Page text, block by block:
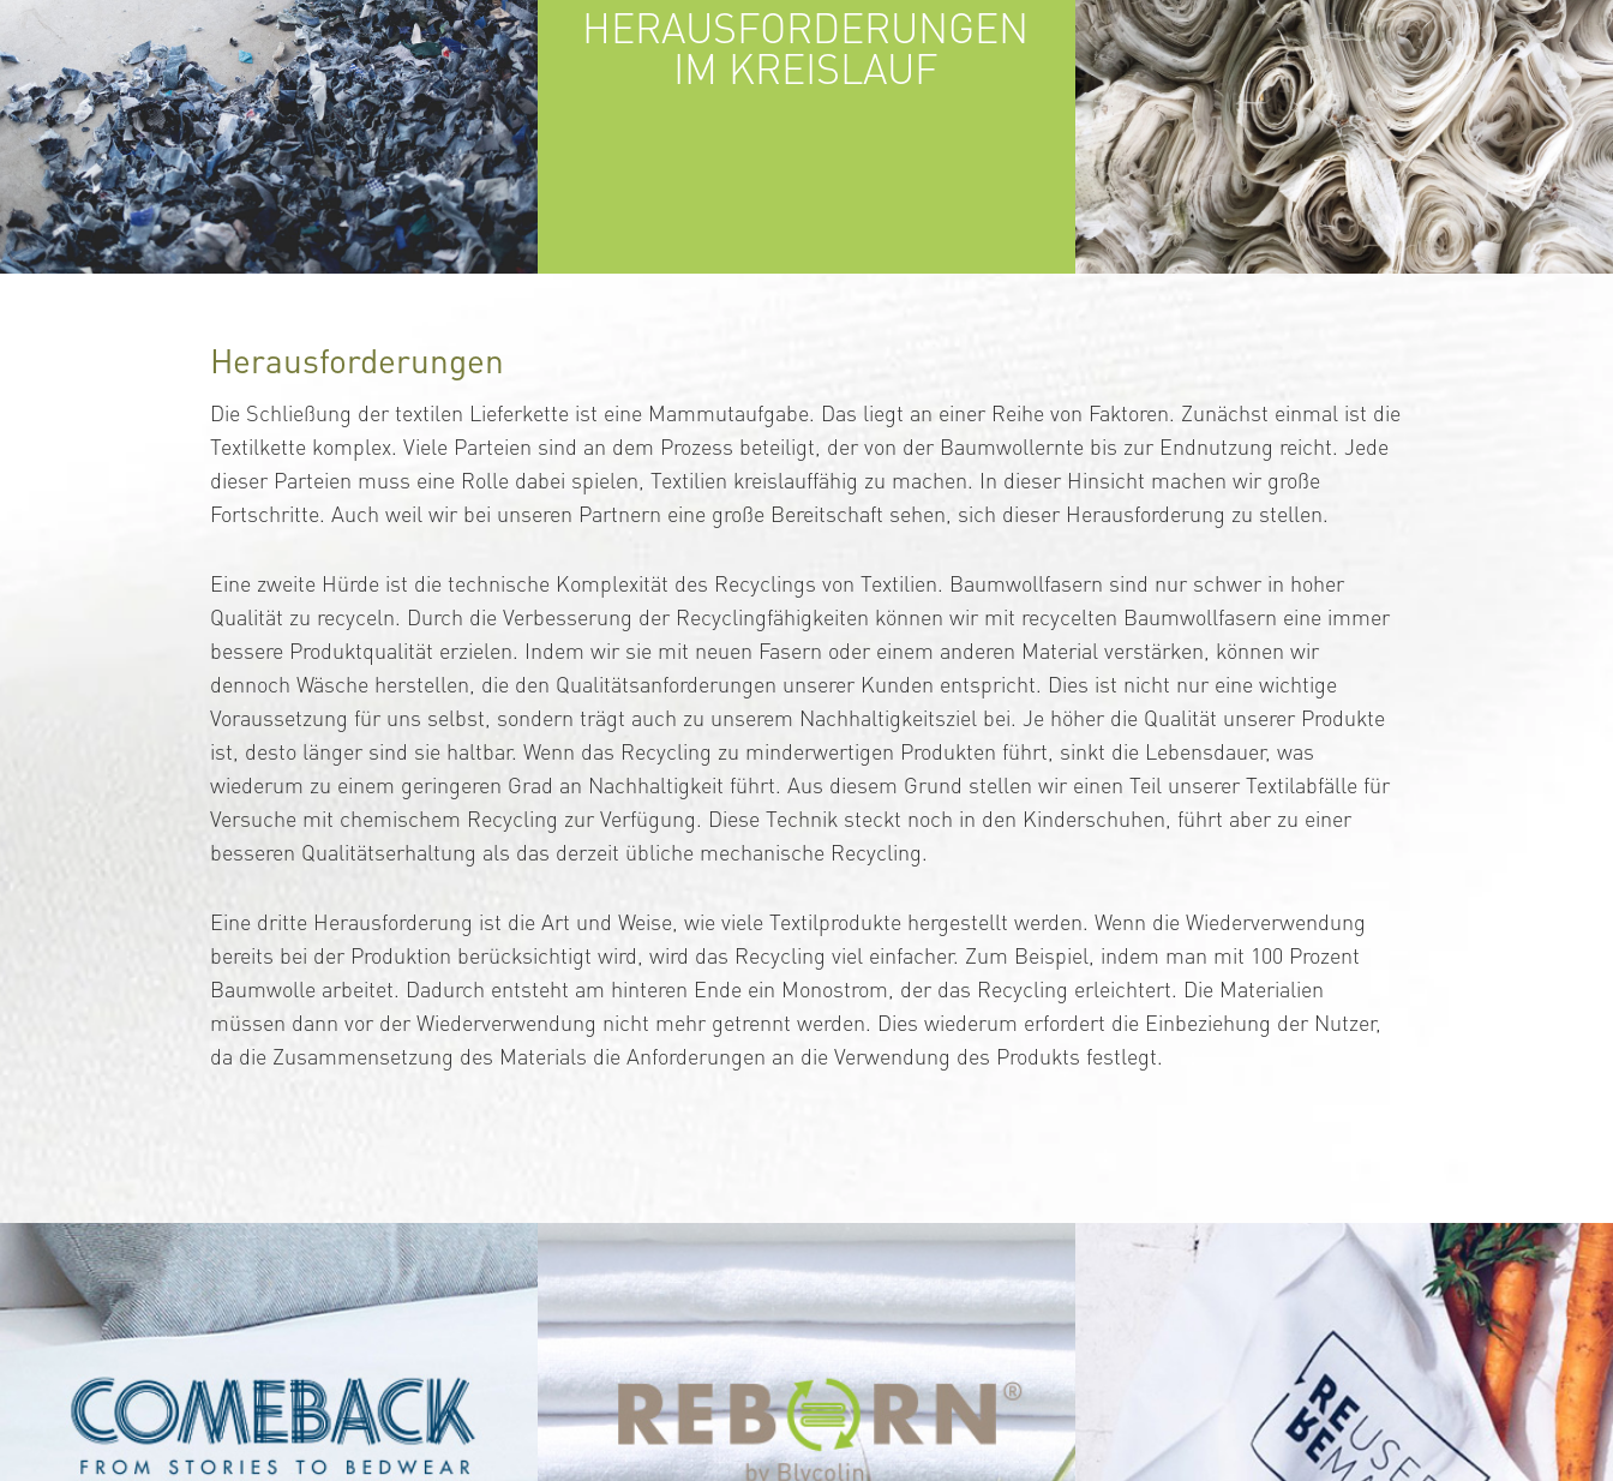
HERAUSFORDERUNGEN
IM KREISLAUF
Herausforderungen
Die Schließung der textilen Lieferkette ist eine Mammutaufgabe. Das liegt an einer Reihe von Faktoren. Zunächst einmal ist die
Textilkette komplex. Viele Parteien sind an dem Prozess beteiligt, der von der Baumwollernte bis zur Endnutzung reicht. Jede
dieser Parteien muss eine Rolle dabei spielen, Textilien kreislauffähig zu machen. In dieser Hinsicht machen wir große
Fortschritte. Auch weil wir bei unseren Partnern eine große Bereitschaft sehen, sich dieser Herausforderung zu stellen.
Eine zweite Hürde ist die technische Komplexität des Recyclings von Textilien. Baumwollfasern sind nur schwer in hoher
Qualität zu recyceln. Durch die Verbesserung der Recyclingfähigkeiten können wir mit recycelten Baumwollfasern eine immer
bessere Produktqualität erzielen. Indem wir sie mit neuen Fasern oder einem anderen Material verstärken, können wir
dennoch Wäsche herstellen, die den Qualitätsanforderungen unserer Kunden entspricht. Dies ist nicht nur eine wichtige
Voraussetzung für uns selbst, sondern trägt auch zu unserem Nachhaltigkeitsziel bei. Je höher die Qualität unserer Produkte
ist, desto länger sind sie haltbar. Wenn das Recycling zu minderwertigen Produkten führt, sinkt die Lebensdauer, was
wiederum zu einem geringeren Grad an Nachhaltigkeit führt. Aus diesem Grund stellen wir einen Teil unserer Textilabfälle für
Versuche mit chemischem Recycling zur Verfügung. Diese Technik steckt noch in den Kinderschuhen, führt aber zu einer
besseren Qualitätserhaltung als das derzeit übliche mechanische Recycling.
Eine dritte Herausforderung ist die Art und Weise, wie viele Textilprodukte hergestellt werden. Wenn die Wiederverwendung
bereits bei der Produktion berücksichtigt wird, wird das Recycling viel einfacher. Zum Beispiel, indem man mit 100 Prozent
Baumwolle arbeitet. Dadurch entsteht am hinteren Ende ein Monostrom, der das Recycling erleichtert. Die Materialien
müssen dann vor der Wiederverwendung nicht mehr getrennt werden. Dies wiederum erfordert die Einbeziehung der Nutzer,
da die Zusammensetzung des Materials die Anforderungen an die Verwendung des Produkts festlegt.